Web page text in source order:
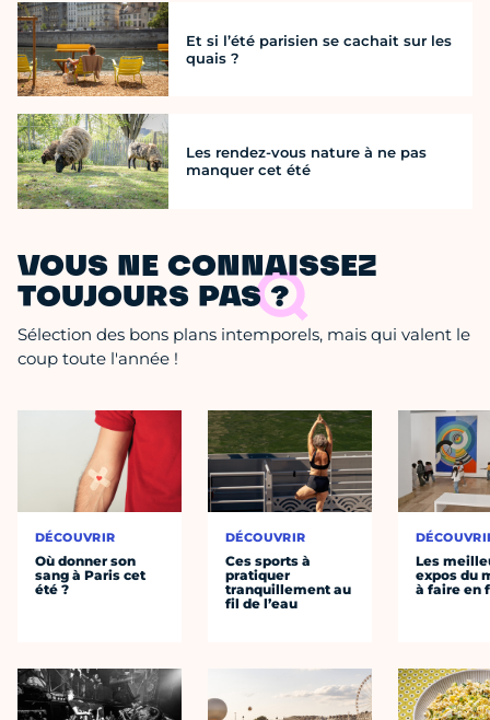
Et si l’été parisien se cachait sur les
quais ?
Les rendez-vous nature à ne pas
manquer cet été
VOUS NE CONNAISSEZ
TOUJOURS PAS ?
Sélection des bons plans intemporels, mais qui valent le
coup toute l'année !
DÉCOUVRIR
Où donner son
sang à Paris cet
été ?
DÉCOUVRIR
Ces sports à
pratiquer
tranquillement au
fil de l’eau
Les
expos du
à faire en